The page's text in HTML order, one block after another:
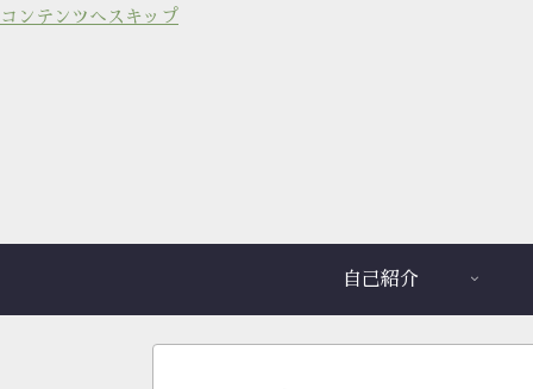
コンテンツへスキップ
自己紹介